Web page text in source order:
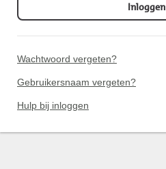
Inloggen
Wachtwoord vergeten?
Gebruikersnaam vergeten?
Hulp bij inloggen